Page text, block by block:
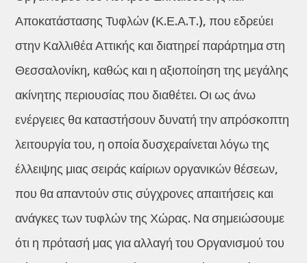
Αποκατάστασης Τυφλών (Κ.Ε.Α.Τ.), που εδρεύει
στην Καλλιθέα Αττικής και διατηρεί παράρτημα στη
Θεσσαλονίκη, καθώς και η αξιοποίηση της μεγάλης
ακίνητης περιουσίας που διαθέτει. Οι ως άνω
ενέργειες θα καταστήσουν δυνατή την απρόσκοπτη
λειτουργία του, η οποία δυσχεραίνεται λόγω της
έλλειψης μιας σειράς καίριων οργανικών θέσεων,
που θα απαντούν στις σύγχρονες απαιτήσεις και
ανάγκες των τυφλών της Χώρας. Να σημειώσουμε
ότι η πρότασή μας για αλλαγή του Οργανισμού του